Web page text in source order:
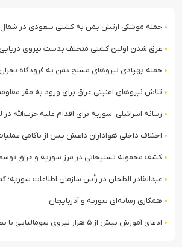
حمله موشکی ارتش یمن به کشتی سعودی در شمال
غرق شدن اولین کشتی متخلف بدست نیروی
حمله پهپادی نیروهای مسلح یمن به فرودگاه نجران
تلاش نیروهای امنیتی عراق برای ورود به مقر
رسانه اسرائیلی: سوریه برای اقدام علیه حزب‌الله
اختلاف داخلی هواداران داعش پس از ناکامی عملیات
کشف محموله تسلیحاتی در مرز سوریه و عراق توسط
عبدالقادر الطحان در رأس سازمان اطلاعات سوریه؛ گمانه‌زنی‌ها
همکاری رسانه‌ای سوریه و آذربایجان
ادعای آموزش بیش از ۵ هزار نیروی سومالیایی با نظارت عربستان